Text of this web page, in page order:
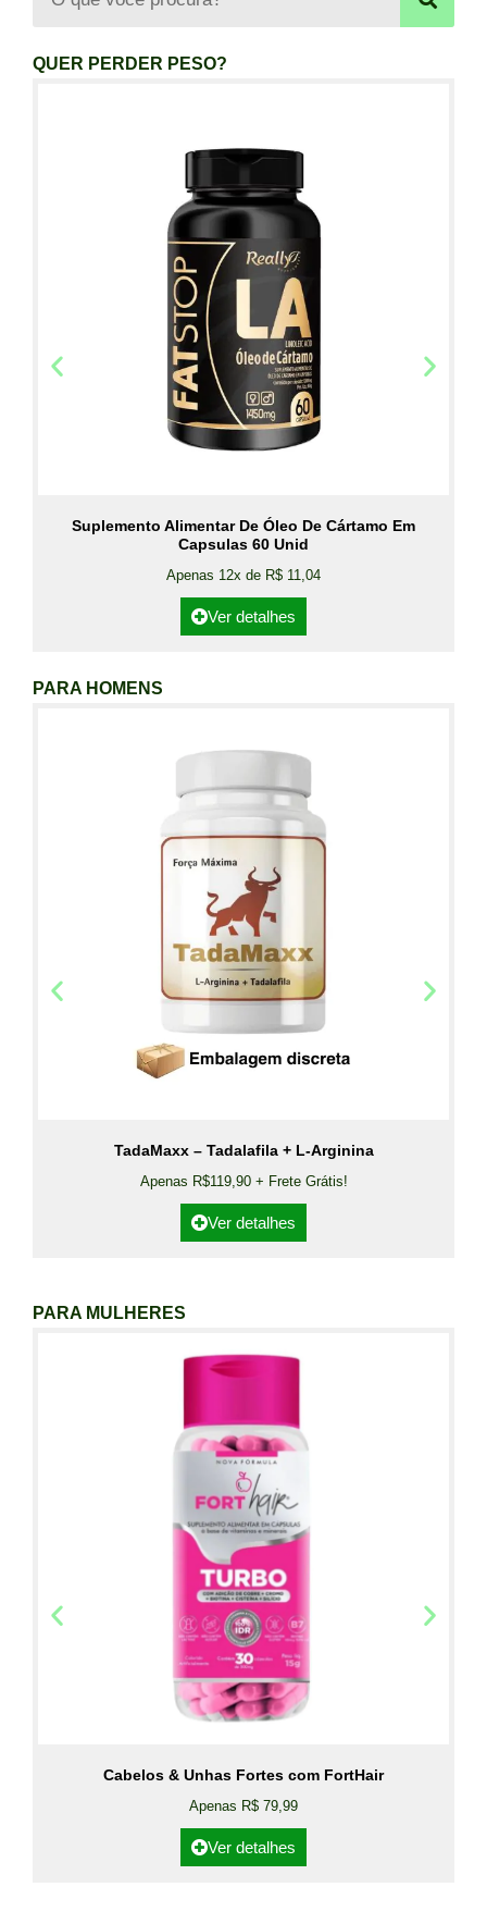
QUER PERDER PESO?
Suplemento Alimentar De Óleo De Cártamo Em
Capsulas 60 Unid
Apenas 12x de R$ 11,04
Ver detalhes
PARA HOMENS
TadaMaxx – Tadalafila + L-Arginina
Apenas R$119,90 + Frete Grátis!
Ver detalhes
PARA MULHERES
Cabelos & Unhas Fortes com FortHair
Apenas R$ 79,99
Ver detalhes